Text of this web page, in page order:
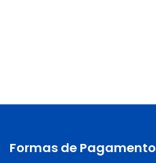
Formas de Pagamento